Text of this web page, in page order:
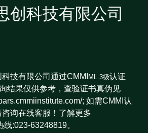
创科技有限公司
技有限公司通过CMMI ML 3级认证
结果仅供参考，查验证书真伪见
; 如需CMMI认
询在线客服！了解更多
线:023-63248819。